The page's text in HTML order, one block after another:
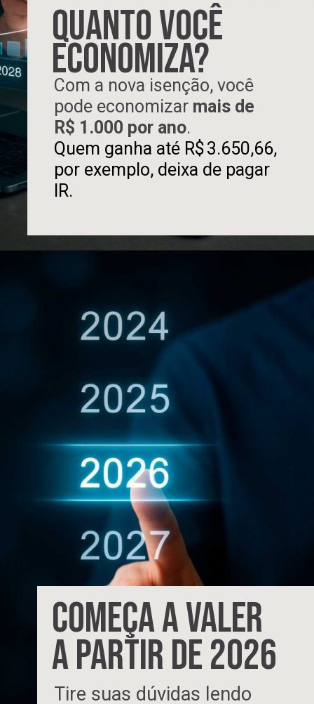
QUANTO VOCÊ
ECONOMIZA?
Com a nova isenção, você
pode economizar mais de
R$ 1.000 por ano.
Quem ganha até R$ 3.650,66,
por exemplo, deixa de pagar
IR.
COMEÇA A VALER
A PARTIR DE 2026
Tire suas dúvidas lendo